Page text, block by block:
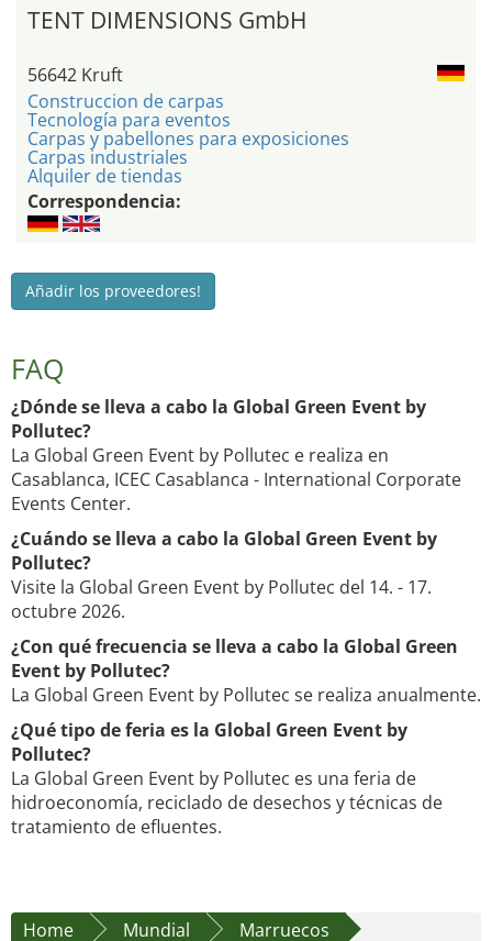
TENT DIMENSIONS GmbH
56642 Kruft
Construccion de carpas
Tecnología para eventos
Carpas y pabellones para exposiciones
Carpas industriales
Alquiler de tiendas
Correspondencia:
Añadir los proveedores!
FAQ
¿Dónde se lleva a cabo la Global Green Event by
Pollutec?
La Global Green Event by Pollutec e realiza en
Casablanca, ICEC Casablanca - International Corporate
Events Center.
¿Cuándo se lleva a cabo la Global Green Event by
Pollutec?
Visite la Global Green Event by Pollutec del 14. - 17.
octubre 2026.
¿Con qué frecuencia se lleva a cabo la Global Green
Event by Pollutec?
La Global Green Event by Pollutec se realiza anualmente.
¿Qué tipo de feria es la Global Green Event by
Pollutec?
La Global Green Event by Pollutec es una feria de
hidroeconomía, reciclado de desechos y técnicas de
tratamiento de efluentes.
Home Mundial
Marruecos